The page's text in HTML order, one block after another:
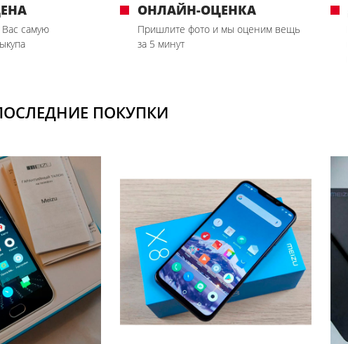
самую
ОНЛАЙН-ОЦЕНКА
Пришлите фото и мы оценим вещь
за 5 минут
ПОКУПКИ